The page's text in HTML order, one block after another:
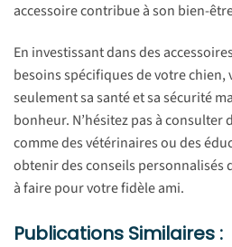
accessoire contribue à son bien-
En investissant dans des
besoins spécifiques de votre chien,
seulement sa santé et sa sécurité
bonheur. N’hésitez pas à consulter
comme des vétérinaires ou des
obtenir des conseils personnalisés
à faire pour votre fidèle ami.
Publications Similaires :